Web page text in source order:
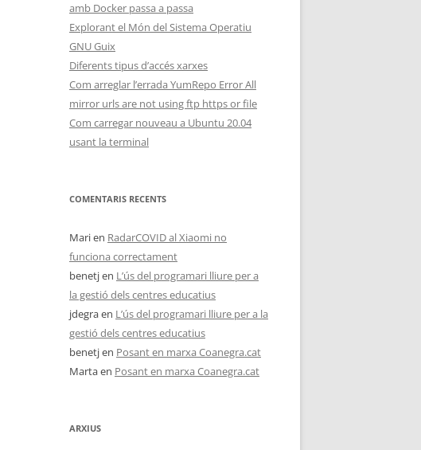
amb Docker passa a passa
Explorant el Món del Sistema Operatiu
GNU Guix
Diferents tipus d’accés xarxes
Com arreglar l’errada YumRepo Error All
mirror urls are not using ftp https or file
Com carregar nouveau a Ubuntu 20.04
usant la terminal
COMENTARIS RECENTS
Marien RadarCOVID al Xiaomi no
funciona correctament
benetjen L’ús del programari lliure per a
la gestió dels centres educatius
jdegraen L’ús del programari lliure per a la
gestió dels centres educatius
benetjen Posant en marxa Coanegra.cat
Martaen Posant en marxa Coanegra.cat
ARXIUS